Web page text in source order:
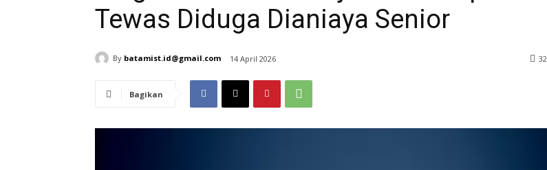
Tewas Diduga Dianiaya Senior
By batamist.id@gmail.com 14 April 2026 32
Bagikan